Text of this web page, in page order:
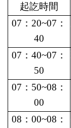
起訖時間
07 ：20~07：
40
07 ：40~07：
50
07 ：50~08：
00
08 ：00~08：